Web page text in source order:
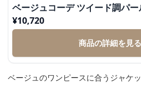
ベージュコーデ ツイード調パー
¥10,720
商品の詳細を見る
ベージュのワンピースに合うジャケ